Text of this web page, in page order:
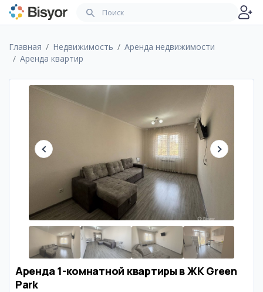
Главная Недвижимость
Аренда недвижимости
Аренда квартир
Аренда 1-комнатной квартиры в ЖК Green
Park